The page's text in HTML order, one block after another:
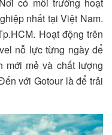
có môi trường hoạt
nhất tại Việt Nam.
Hoạt động trên
nỗ lực từng ngày để
mới mẻ và chất lượng
với Gotour là để trải